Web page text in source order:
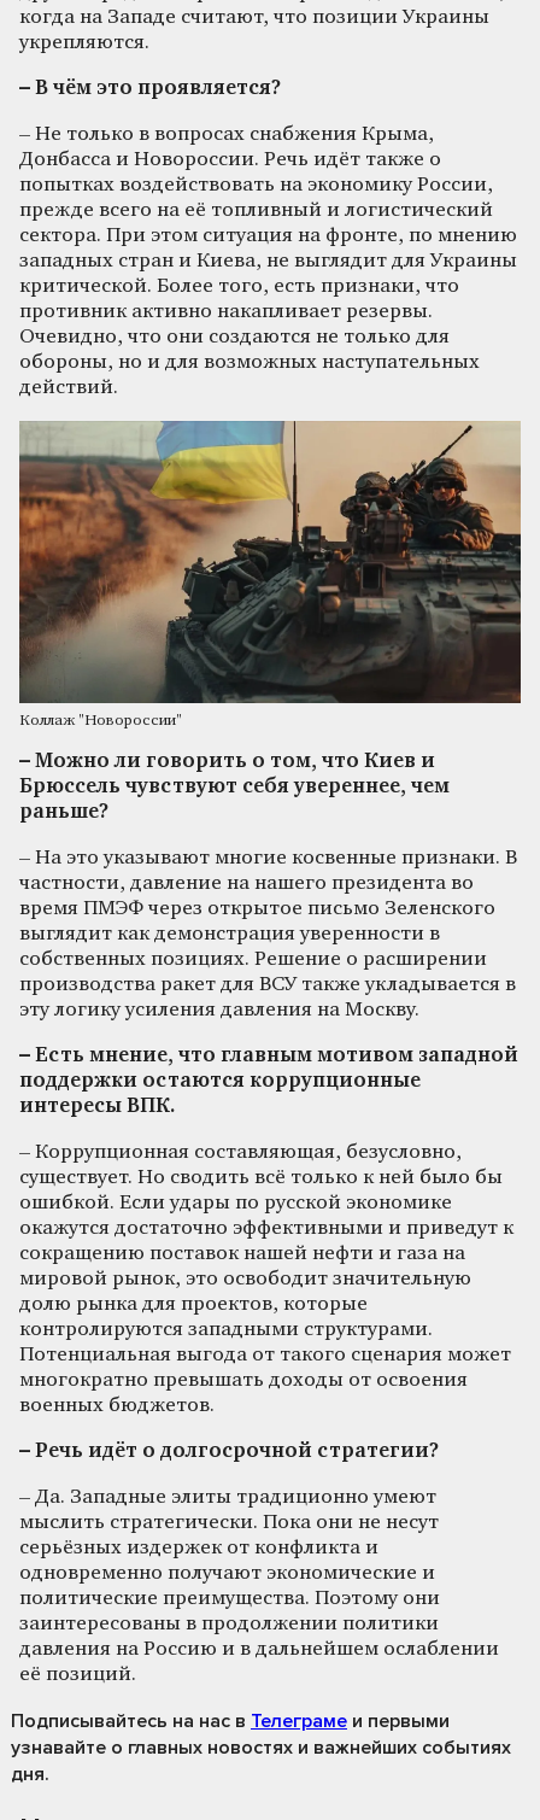
когда на Западе считают, что позиции Украины
укрепляются.
– В чём это проявляется?
– Не только в вопросах снабжения Крыма,
Донбасса и Новороссии. Речь идёт также о
попытках воздействовать на экономику России,
прежде всего на её топливный и логистический
сектора. При этом ситуация на фронте, по мнению
западных стран и Киева, не выглядит для Украины
критической. Более того, есть признаки, что
противник активно накапливает резервы.
Очевидно, что они создаются не только для
обороны, но и для возможных наступательных
действий.
Коллаж "Новороссии"
– Можно ли говорить о том, что Киев и
Брюссель чувствуют себя увереннее, чем
раньше?
– На это указывают многие косвенные признаки. В
частности, давление на нашего президента во
время ПМЭФ через открытое письмо Зеленского
выглядит как демонстрация уверенности в
собственных позициях. Решение о расширении
производства ракет для ВСУ также укладывается в
эту логику усиления давления на Москву.
– Есть мнение, что главным мотивом западной
поддержки остаются коррупционные
интересы ВПК.
– Коррупционная составляющая, безусловно,
существует. Но сводить всё только к ней было бы
ошибкой. Если удары по русской экономике
окажутся достаточно эффективными и приведут к
сокращению поставок нашей нефти и газа на
мировой рынок, это освободит значительную
долю рынка для проектов, которые
контролируются западными структурами.
Потенциальная выгода от такого сценария может
многократно превышать доходы от освоения
военных бюджетов.
– Речь идёт о долгосрочной стратегии?
– Да. Западные элиты традиционно умеют
мыслить стратегически. Пока они не несут
серьёзных издержек от конфликта и
одновременно получают экономические и
политические преимущества. Поэтому они
заинтересованы в продолжении политики
давления на Россию и в дальнейшем ослаблении
её позиций.
Подписывайтесь на нас в Телеграме и первыми
узнавайте о главных новостях и важнейших событиях
дня.